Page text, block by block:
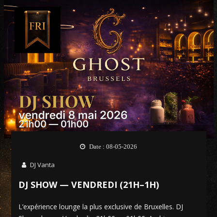
Date : 08-05-2026
DJ Vanta
DJ SHOW — VENDREDI (21H–1H)
L’expérience lounge la plus exclusive de Bruxelles. DJ